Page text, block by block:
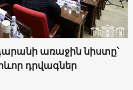
առաջին նիստը՝
դրվագներ